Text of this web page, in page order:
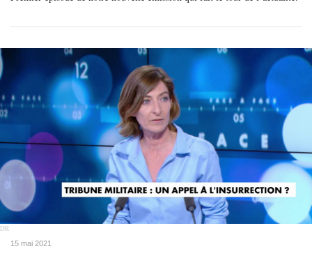
DR
15 mai 2021